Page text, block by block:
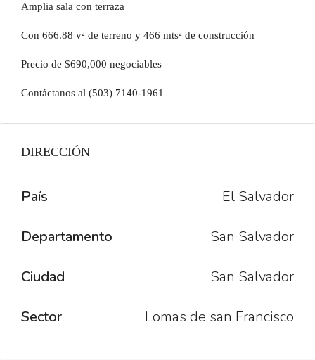
Amplia sala con terraza
Con 666.88 v² de terreno y 466 mts² de construcción
Precio de $690,000 negociables
Contáctanos al (503) 7140-1961
DIRECCIÓN
País El Salvador
Departamento San Salvador
Ciudad San Salvador
Sector Lomas de san Francisco